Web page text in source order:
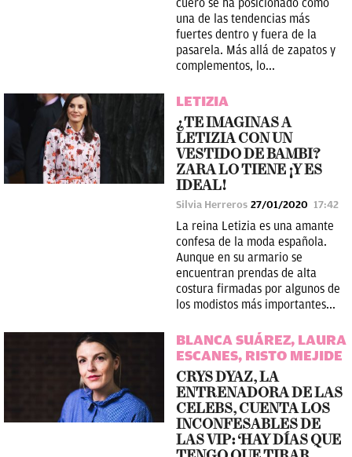
cuero se ha posicionado como
una de las tendencias más
fuertes dentro y fuera de la
pasarela. Más allá de zapatos y
complementos, lo...
LETIZIA
¿TE IMAGINAS A
LETIZIA CON UN
VESTIDO DE BAMBI?
ZARA LO TIENE ¡Y ES
IDEAL!
Silvia Herreros 27/01/2020 17:42
La reina Letizia es una amante
confesa de la moda española.
Aunque en su armario se
encuentran prendas de alta
costura firmadas por algunos de
los modistos más importantes...
BLANCA SUÁREZ, LAURA
ESCANES, RISTO MEJIDE
CRYS DYAZ, LA
ENTRENADORA DE LAS
CELEBS, CUENTA LOS
INCONFESABLES DE
LAS VIP: ‘HAY DÍAS QUE